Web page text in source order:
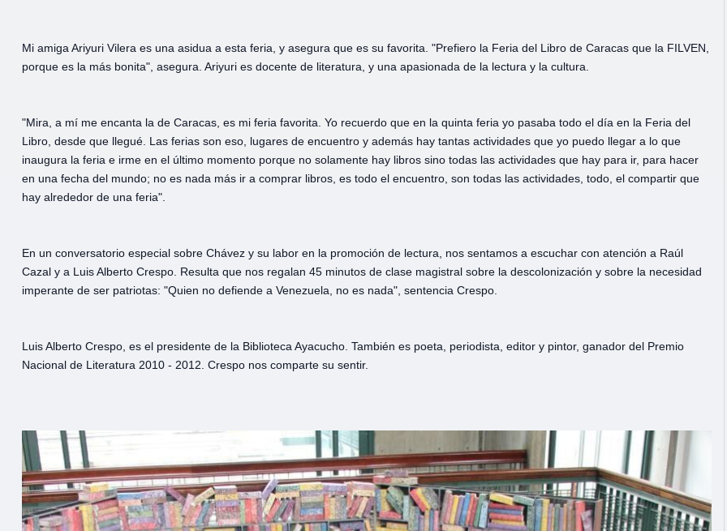
Mi amiga Ariyuri Vilera es una asidua a esta feria, y asegura que es su favorita. "Prefiero la Feria del Libro de Caracas que la FILVEN,
porque es la más bonita", asegura. Ariyuri es docente de literatura, y una apasionada de la lectura y la cultura.
"Mira, a mí me encanta la de Caracas, es mi feria favorita. Yo recuerdo que en la quinta feria yo pasaba todo el día en la Feria del
Libro, desde que llegué. Las ferias son eso, lugares de encuentro y además hay tantas actividades que yo puedo llegar a lo que
inaugura la feria e irme en el último momento porque no solamente hay libros sino todas las actividades que hay para ir, para hacer
en una fecha del mundo; no es nada más ir a comprar libros, es todo el encuentro, son todas las actividades, todo, el compartir que
hay alrededor de una feria".
En un conversatorio especial sobre Chávez y su labor en la promoción de lectura, nos sentamos a escuchar con atención a Raúl
Cazal y a Luis Alberto Crespo. Resulta que nos regalan 45 minutos de clase magistral sobre la descolonización y sobre la necesidad
imperante de ser patriotas: "Quien no defiende a Venezuela, no es nada", sentencia Crespo.
Luis Alberto Crespo, es el presidente de la Biblioteca Ayacucho. También es poeta, periodista, editor y pintor, ganador del Premio
Nacional de Literatura 2010 - 2012. Crespo nos comparte su sentir.